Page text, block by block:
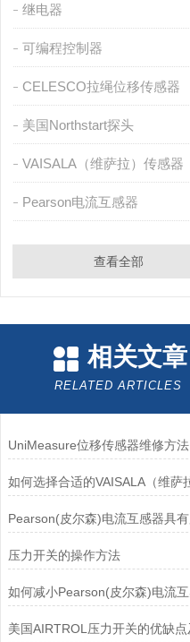
继电器
可编程控制器
CELESCO拉绳位移传感器
美国Northstart探头
VAISALA（维萨拉）传感器
Pearson电流互感器
查看全部
相关文章
RELATED ARTICLES
UniMeasure位移传感器维修方法
压力开关的操作方法